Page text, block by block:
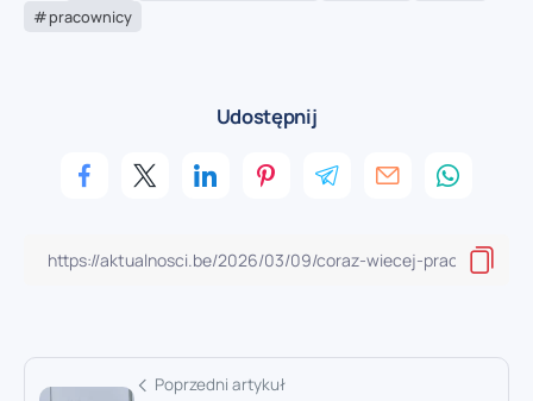
pracownicy
Udostępnij
Poprzedni artykuł